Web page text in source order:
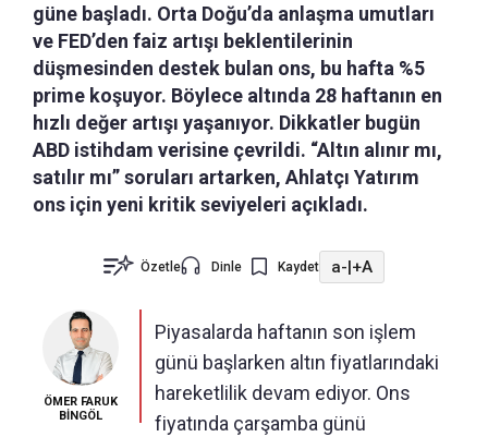
güne başladı. Orta Doğu’da anlaşma umutları
ve FED’den faiz artışı beklentilerinin
düşmesinden destek bulan ons, bu hafta %5
prime koşuyor. Böylece altında 28 haftanın en
hızlı değer artışı yaşanıyor. Dikkatler bugün
ABD istihdam verisine çevrildi. “Altın alınır mı,
satılır mı” soruları artarken, Ahlatçı Yatırım
ons için yeni kritik seviyeleri açıkladı.
Özetle Dinle Kaydet a-|+A
ÖMER FARUK
BİNGÖL
Piyasalarda haftanın son işlem
günü başlarken altın fiyatlarındaki
hareketlilik devam ediyor. Ons
fiyatında çarşamba günü